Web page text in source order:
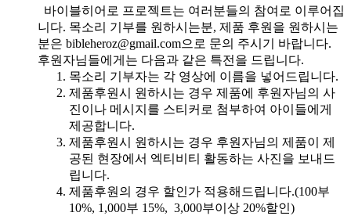
바이블히어로 프로젝트는 여러분들의 참여로 이루어집
니다. 목소리 기부를 원하시는분, 제품 후원을 원하시는
분은 bibleheroz@gmail.com으로 문의 주시기 바랍니다.
후원자님들에게는 다음과 같은 특전을 드립니다.
목소리 기부자는 각 영상에 이름을 넣어드립니다.
제품후원시 원하시는 경우 제품에 후원자님의 사
진이나 메시지를 스티커로 첨부하여 아이들에게
제공합니다.
제품후원시 원하시는 경우 후원자님의 제품이 제
공된 현장에서 엑티비티 활동하는 사진을 보내드
립니다.
제품후원의 경우 할인가 적용해드립니다.(100부
10%, 1,000부 15%, 3,000부이상 20%할인)